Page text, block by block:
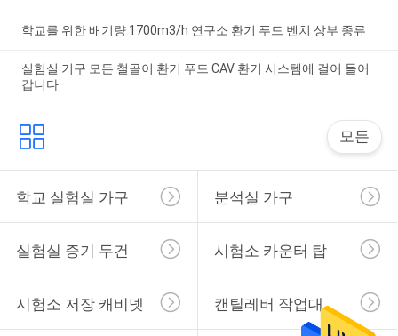
학교를 위한 배기량 1700m3/h 연구소 환기 푸드 벤치 상부 종류
실험실 기구 모든 철골이 환기 푸드 CAV 환기 시스템에 걸어 들어
갑니다
모든
학교 실험실 가구 분석실 가구
실험실 증기 두건 시험소 카운터 탑
시험소 저장 캐비넷 캔틸레버 작업대